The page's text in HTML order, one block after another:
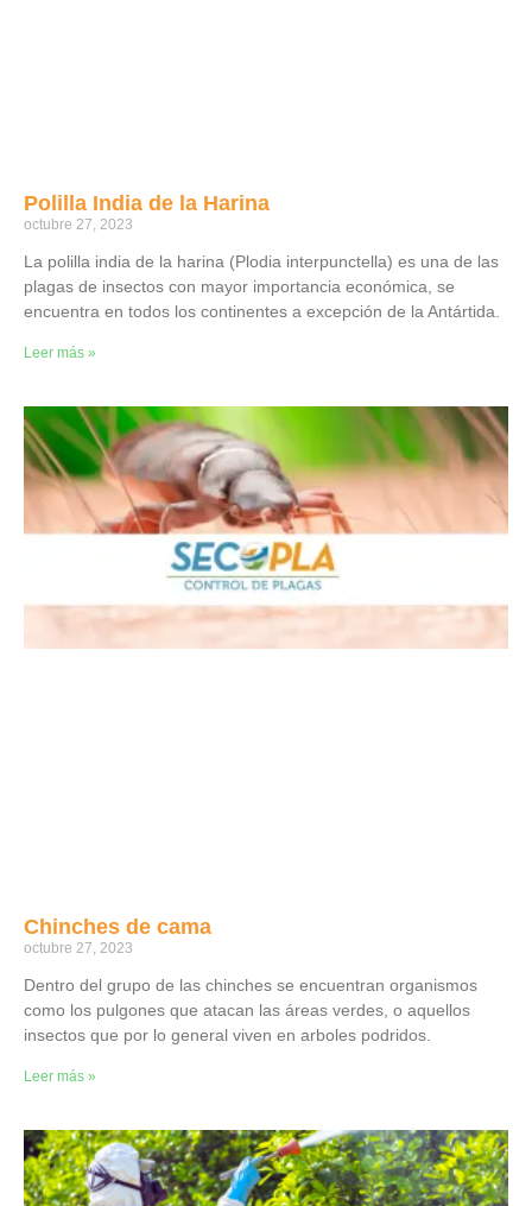
Polilla India de la Harina
octubre 27, 2023
La polilla india de la harina (Plodia interpunctella) es una de las
plagas de insectos con mayor importancia económica, se
encuentra en todos los continentes a excepción de la Antártida.
Leer más »
Chinches de cama
octubre 27, 2023
Dentro del grupo de las chinches se encuentran organismos
como los pulgones que atacan las áreas verdes, o aquellos
insectos que por lo general viven en arboles podridos.
Leer más »